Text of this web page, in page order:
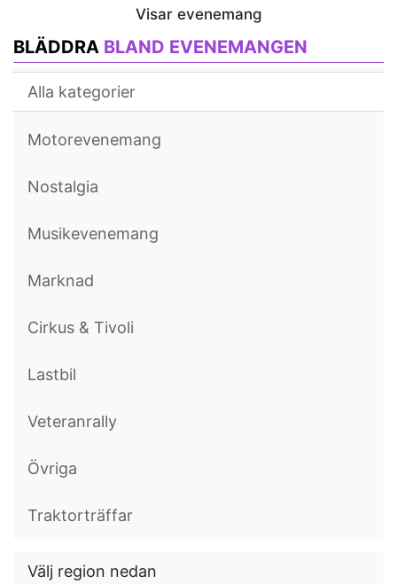
Visar evenemang
BLÄDDRA BLAND EVENEMANGEN
Alla kategorier
Motorevenemang
Nostalgia
Musikevenemang
Marknad
Cirkus & Tivoli
Lastbil
Veteranrally
Övriga
Traktorträffar
Välj region nedan